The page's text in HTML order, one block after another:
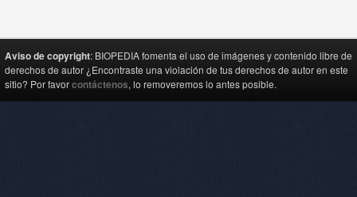
Aviso de copyright: BIOPEDIA fomenta el uso de imágenes y contenido libre de
derechos de autor ¿Encontraste una violación de tus derechos de autor en este
sitio? Por favorcontáctenos, lo removeremos lo antes posible.